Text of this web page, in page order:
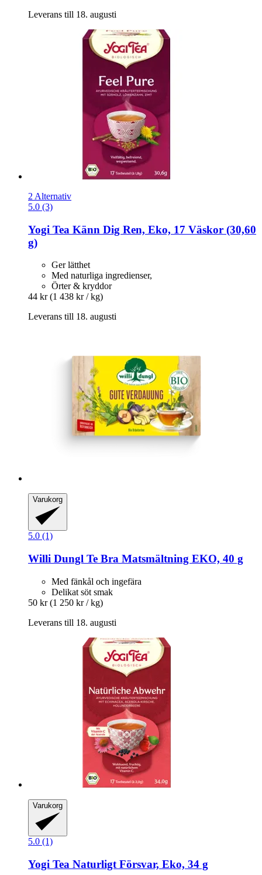
Leverans till 18. augusti
2 Alternativ
5.0 (3)
Yogi Tea Känn Dig Ren, Eko, 17 Väskor (30,60
g)
Ger lätthet
Med naturliga ingredienser,
Örter & kryddor
44 kr (1 438 kr / kg)
Leverans till 18. augusti
Varukorg
5.0 (1)
Willi Dungl Te Bra Matsmältning EKO, 40 g
Med fänkål och ingefära
Delikat söt smak
50 kr (1 250 kr / kg)
Leverans till 18. augusti
Varukorg
5.0 (1)
Yogi Tea Naturligt Försvar, Eko, 34 g